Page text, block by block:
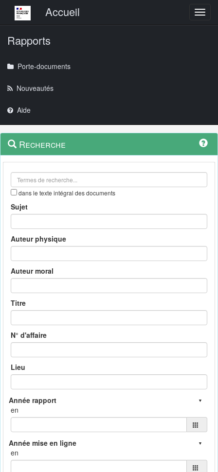
Menu principalAccueil
Rapports
Porte-documents
Nouveautés
Aide
Navigation
outils
Menu
contextuel
Recherche
dans le texte intégral des documents
Sujet
Auteur physique
Auteur moral
Titre
N° d'affaire
Lieu
en
en